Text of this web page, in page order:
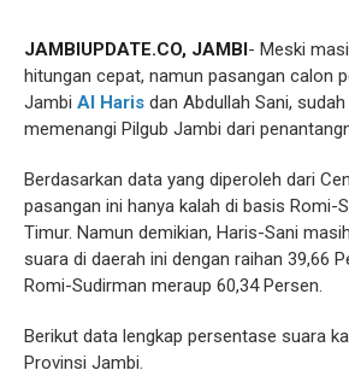
JAMBIUPDATE.CO, JAMBI- Meski
hitungan cepat, namun pasangan calon
Jambi Al Haris dan Abdullah Sani,
memenangi Pilgub Jambi dari
Berdasarkan data yang diperoleh dari
pasangan ini hanya kalah di basis Romi-
Timur. Namun demikian, Haris-Sani
suara di daerah ini dengan raihan 39,66
Romi-Sudirman meraup 60,34 Persen.
Berikut data lengkap persentase suara
Provinsi Jambi.